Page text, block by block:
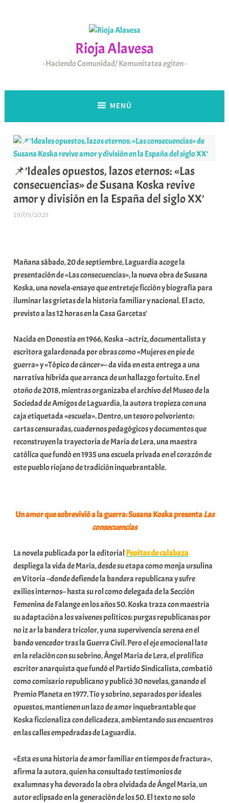
Rioja Alavesa
Haciendo Comunidad/ Komunitatea egiten
MENÚ
📌’Ideales opuestos, lazos eternos: «Las
consecuencias» de Susana Koska revive
amor y división en la España del siglo XX’
19/09/2025
a
r
E
r
r
o
x
a
K
o
m
u
n
i
t
a
Mañana sábado, 20 de septiembre, Laguardia acoge la
presentación de «Las consecuencias», la nueva obra de Susana
Koska, una novela-ensayo que entreteje ficción y biografía para
iluminar las grietas de la historia familiar y nacional. El acto,
previsto a las 12 horas en la Casa Garcetas’
Nacida en Donostia en 1966, Koska –actriz, documentalista y
escritora galardonada por obras como «Mujeres en pie de
guerra» y «Tópico de cáncer»– da vida en esta entrega a una
narrativa híbrida que arranca de un hallazgo fortuito. En el
otoño de 2018, mientras organizaba el archivo del Museo de la
Sociedad de Amigos de Laguardia, la autora tropieza con una
caja etiquetada «escuela». Dentro, un tesoro polvoriento:
cartas censuradas, cuadernos pedagógicos y documentos que
reconstruyen la trayectoria de María de Lera, una maestra
católica que fundó en 1935 una escuela privada en el corazón de
este pueblo riojano de tradición inquebrantable.
Un amor que sobrevivió a la guerra: Susana Koska presentaLas
consecuencias
La novela publicada por la editorial Pepitas de calabaza
despliega la vida de María, desde su etapa como monja ursulina
en Vitoria –donde defiende la bandera republicana y sufre
exilios internos– hasta su rol como delegada de la Sección
Femenina de Falange en los años 50. Koska traza con maestría
su adaptación a los vaivenes políticos: purgas republicanas por
no iz ar la bandera tricolor, y una supervivencia serena en el
bando vencedor tras la Guerra Civil. Pero el eje emocional late
en la relación con su sobrino, Ángel María de Lera, el prolífico
escritor anarquista que fundó el Partido Sindicalista, combatió
como comisario republicano y publicó 30 novelas, ganando el
Premio Planeta en 1977. Tío y sobrino, separados por ideales
opuestos, mantienen un lazo de amor inquebrantable que
Koska ficcionaliza con delicadeza, ambientando sus encuentros
en las calles empedradas de Laguardia.
«Esta es una historia de amor familiar en tiempos de fractura»,
afirma la autora, quien ha consultado testimonios de
exalumnas y ha devorado la obra olvidada de Ángel María, un
autor eclipsado en la generación de los 50. El texto no solo